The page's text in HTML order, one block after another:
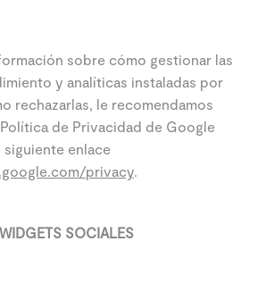
sobre cómo gestionar las
y analíticas instaladas por
rechazarlas, le recomendamos
de Privacidad de Google
enlace
privacy.
SOCIALES